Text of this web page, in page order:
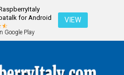
for Android
Google Play
VIEW